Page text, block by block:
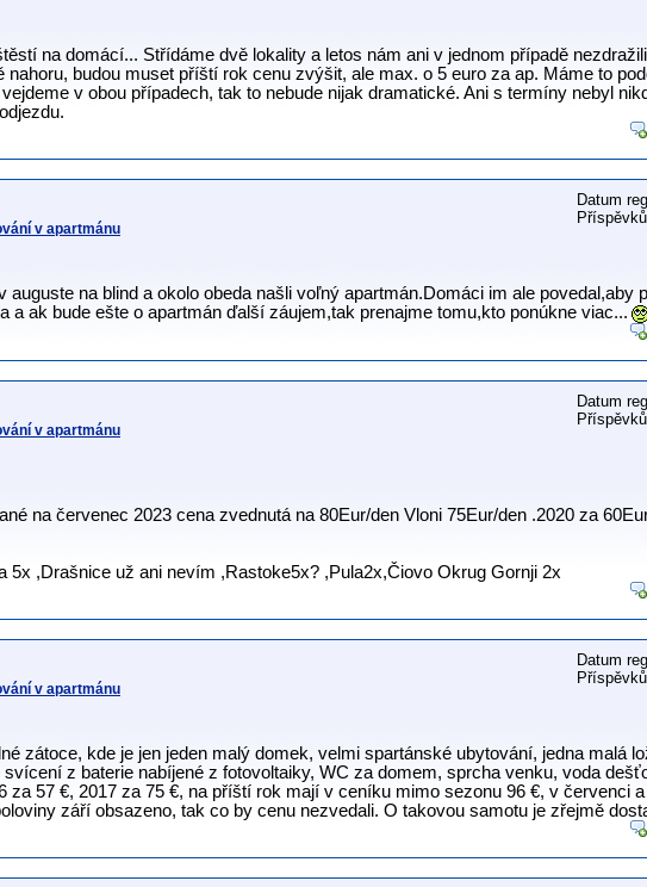
na domácí... Střídáme dvě lokality a letos nám ani v jednom případě
nahoru, budou muset příští rok cenu zvýšit, ale max. o 5 euro za ap. Máme to
v obou případech, tak to nebude nijak dramatické. Ani s termíny nebyl
v apartmánu
Datum
auguste na blind a okolo obeda našli voľný apartmán.Domáci im ale povedal,aby
a ak bude ešte o apartmán ďalší záujem,tak prenajme tomu,kto ponúkne viac...
v apartmánu
Datum
na červenec 2023 cena zvednutá na 80Eur/den Vloni 75Eur/den .2020 za
5x ,Drašnice už ani nevím ,Rastoke5x? ,Pula2x,Čiovo Okrug Gornji 2x
v apartmánu
Datum
zátoce, kde je jen jeden malý domek, velmi spartánské ubytování, jedna malá
svícení z baterie nabíjené z fotovoltaiky, WC za domem, sprcha venku, voda
za 57 €, 2017 za 75 €, na příští rok mají v ceníku mimo sezonu 96 €, v červenci
září obsazeno, tak co by cenu nezvedali. O takovou samotu je zřejmě